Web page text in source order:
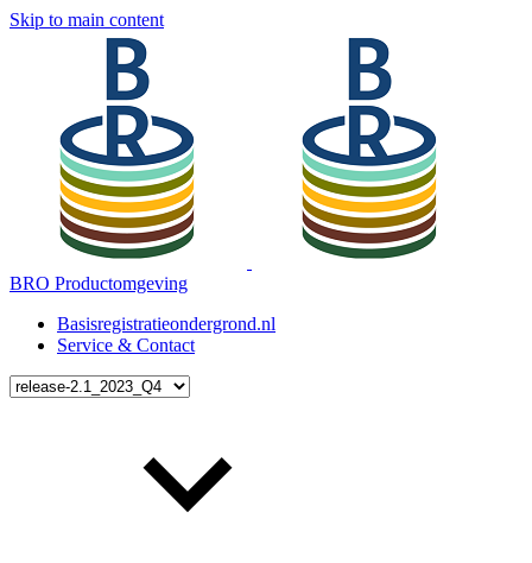
Skip to main content
BRO Productomgeving
Basisregistratieondergrond.nl
Service & Contact